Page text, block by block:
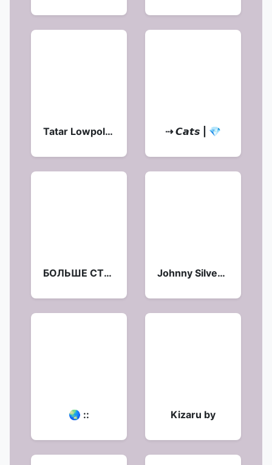
Tatar Lowpoly Food | ⇢ 𝘾𝙖𝙩𝙨 | 💎
БОЛЬШЕ СТИКЕРОВ ⭐️ Johnny Silverhand
🌏 :: Kizaru by